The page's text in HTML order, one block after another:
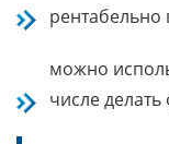
можно
числе